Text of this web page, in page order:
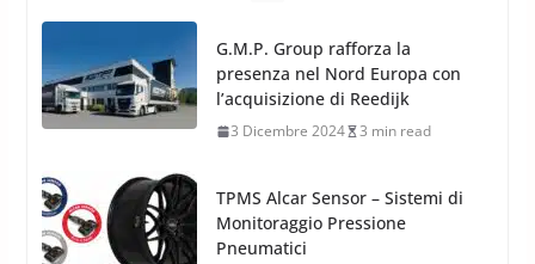
G.M.P. Group rafforza la
presenza nel Nord Europa con
l’acquisizione di Reedijk
3 Dicembre 2024 3 min read
TPMS Alcar Sensor – Sistemi di
Monitoraggio Pressione
Pneumatici